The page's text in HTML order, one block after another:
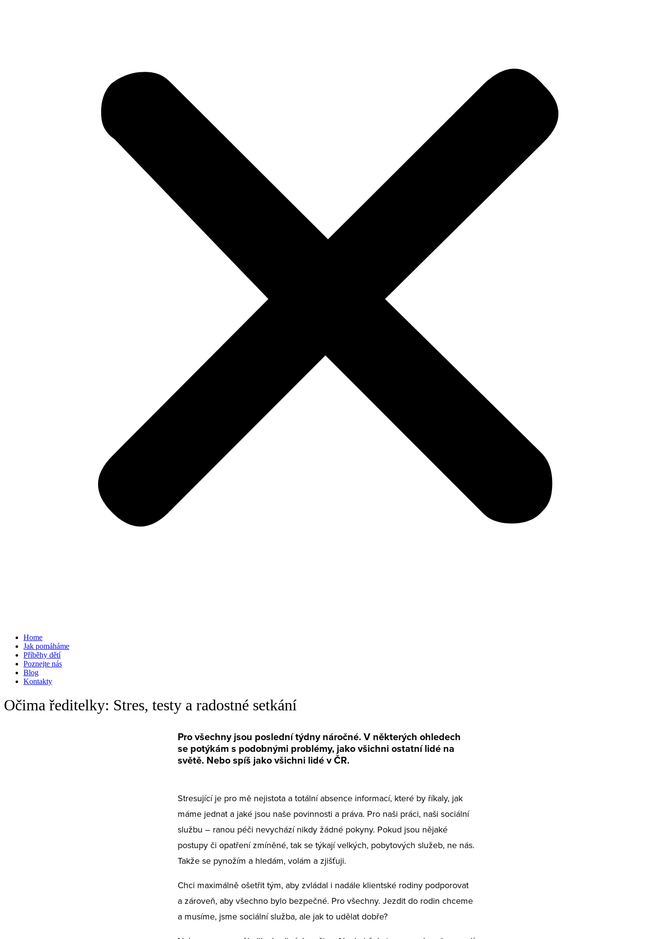
Home
Jak pomáháme
Příběhy dětí
Poznejte nás
Blog
Kontakty
Očima ředitelky: Stres, testy a radostné setkání
Pro všechny jsou poslední týdny náročné. V některých ohledech
se potýkám s podobnými problémy, jako všichni ostatní lidé na
světě. Nebo spíš jako všichni lidé v ČR.
Stresující je pro mě nejistota a totální absence informací, které by říkaly, jak
máme jednat a jaké jsou naše povinnosti a práva. Pro naši práci, naši sociální
službu – ranou péči nevychází nikdy žádné pokyny. Pokud jsou nějaké
postupy či opatření zmíněné, tak se týkají velkých, pobytových služeb, ne nás.
Takže se pynožím a hledám, volám a zjišťuji.
Chci maximálně ošetřit tým, aby zvládal i nadále klientské rodiny podporovat
a zároveň, aby všechno bylo bezpečné. Pro všechny. Jezdit do rodin chceme
a musíme, jsme sociální služba, ale jak to udělat dobře?